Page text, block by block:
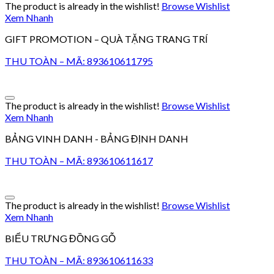
The product is already in the wishlist! Browse Wishlist
Xem Nhanh
GIFT PROMOTION – QUÀ TẶNG TRANG TRÍ
THU TOÀN – MÃ: 893610611795
The product is already in the wishlist! Browse Wishlist
Xem Nhanh
BẢNG VINH DANH - BẢNG ĐỊNH DANH
THU TOÀN – MÃ: 893610611617
The product is already in the wishlist! Browse Wishlist
Xem Nhanh
BIỂU TRƯNG ĐỒNG GỖ
THU TOÀN – MÃ: 893610611633